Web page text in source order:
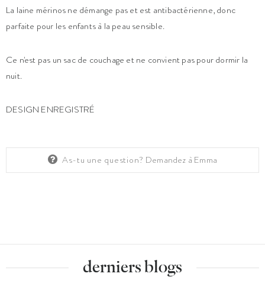
La laine mérinos ne démange pas et est antibactérienne, donc
parfaite pour les enfants à la peau sensible.
Ce n'est pas un sac de couchage et ne convient pas pour dormir la
nuit.
DESIGN ENREGISTRÉ
As-tu une question? Demandez à Emma
derniers blogs